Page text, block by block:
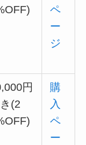
ペ
ー
ジ
円
(2
購
入
ペ
ー